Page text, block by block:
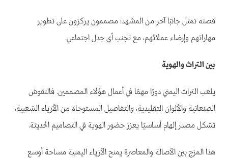
قصته تمثل جانبًا آخر من المشهد؛ مصممون يركزون على تطوير
مهاراتهم وإرضاء عملائهم، مع تجنب أي جدل اجتماعي.
بين التراث والهوية
يلعب التراث اليمني دورًا مهمًا في أعمال هؤلاء المصممين. فالنقوش
الصنعانية والألوان التقليدية، والتفاصيل المستوحاة من الأزياء الشعبية،
تشكل مصدر إلهام أساسيًا يعزز حضور الهوية في التصاميم الحديثة.
هذا المزج بين الأصالة والمعاصرة يمنح الأزياء اليمنية مساحة أوسع